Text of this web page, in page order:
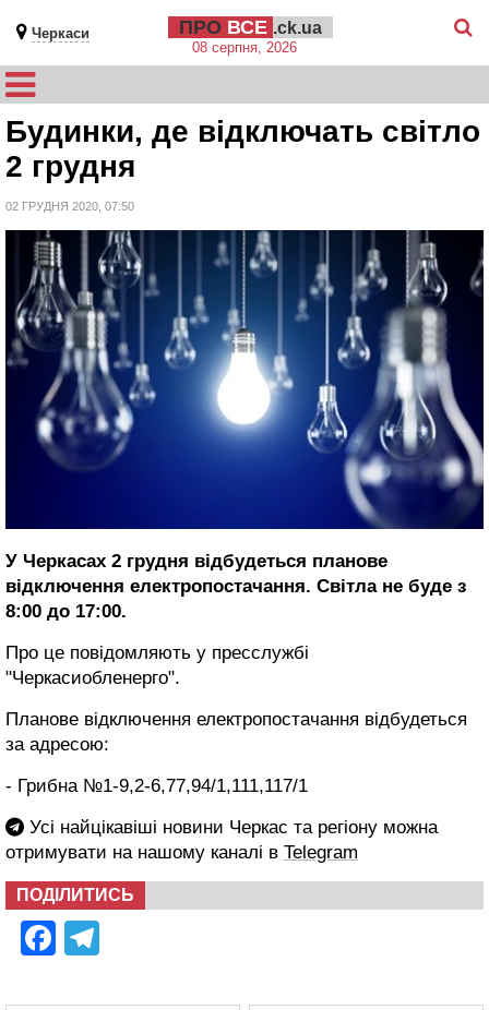
Черкаси ПРО ВСЕ .ck.ua
08 серпня, 2026
Будинки, де відключать світло
2 грудня
02 ГРУДНЯ 2020, 07:50
У Черкасах 2 грудня відбудеться планове
відключення електропостачання. Світла не буде з
8:00 до 17:00.
Про це повідомляють у пресслужбі
"Черкасиобленерго".
Планове відключення електропостачання відбудеться
за адресою:
- Грибна №1-9,2-6,77,94/1,111,117/1
Усі найцікавіші новини Черкас та регіону можна
отримувати на нашому каналі в Telegram
ПОДІЛИТИСЬ
Facebook